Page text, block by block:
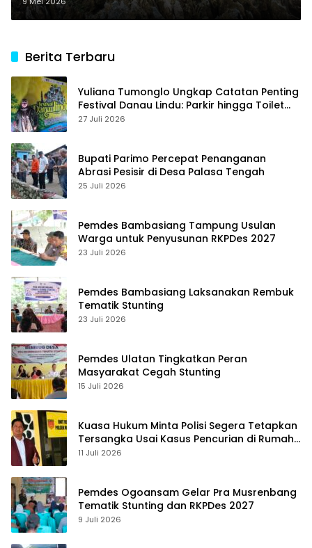
Berita Terbaru
Yuliana Tumonglo Ungkap Catatan Penting
Festival Danau Lindu: Parkir hingga Toilet
Harus Jadi Prioritas
27 Juli 2026
Bupati Parimo Percepat Penanganan
Abrasi Pesisir di Desa Palasa Tengah
25 Juli 2026
Pemdes Bambasiang Tampung Usulan
Warga untuk Penyusunan RKPDes 2027
23 Juli 2026
Pemdes Bambasiang Laksanakan Rembuk
Tematik Stunting
23 Juli 2026
Pemdes Ulatan Tingkatkan Peran
Masyarakat Cegah Stunting
15 Juli 2026
Kuasa Hukum Minta Polisi Segera Tetapkan
Tersangka Usai Kasus Pencurian di Rumah
Anggota Dewan Bantul di Sigi Naik
11 Juli 2026
Pemdes Ogoansam Gelar Pra Musrenbang
Tematik Stunting dan RKPDes 2027
9 Juli 2026